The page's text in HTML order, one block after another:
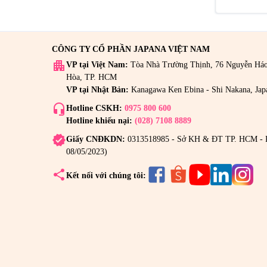
CÔNG TY CỔ PHẦN JAPANA VIỆT NAM
apartment VP tại Việt Nam: Tòa Nhà Trường Thịnh, 76 Nguyễn
Hòa, TP. HCM
VP tại Nhật Bản: Kanagawa Ken Ebina - Shi Nakana,
headset_mic Hotline CSKH: 0975 800 600
Hotline khiếu nại: (028) 7108 8889
verifiedGiấy CNĐKDN: 0313518985 - Sở KH & ĐT TP. HCM -
08/05/2023)
share Kết nối với chúng tôi: